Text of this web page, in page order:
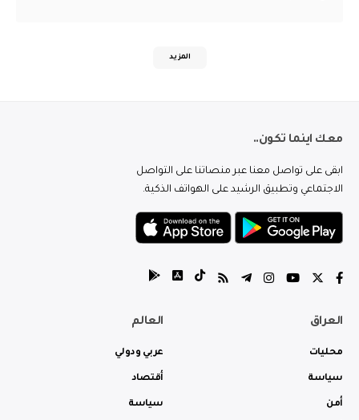
المزيد
معك اينما تكون..
ابقى على تواصل معنا عبر منصاتنا على التواصل
الاجتماعي وتطبيق الرشيد على الهواتف الذكية.
العراق
محليات
سياسة
أمن
العالم
عربي ودولي
أقتصاد
سياسة